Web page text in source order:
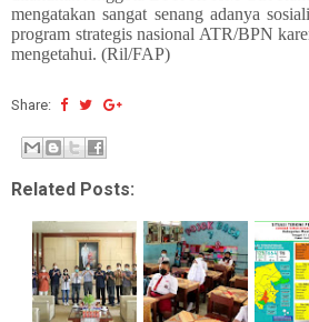
mengatakan sangat senang adanya
program strategis nasional ATR/BPN
mengetahui. (Ril/FAP)
Share:
Related Posts: